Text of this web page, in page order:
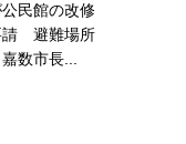
民館の改修
請 避難場所
数市長...